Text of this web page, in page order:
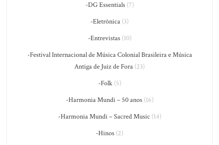
-DG Essentials(7)
-Eletrônica (3)
-Entrevistas(10)
-Festival Internacional de Música Colonial Brasileira e Música
Antiga de Juiz de Fora (23)
-Folk(5)
-Harmonia Mundi – 50 anos(16)
-Harmonia Mundi – Sacred Music (14)
-Hinos (2)